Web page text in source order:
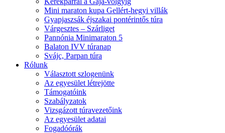
Mini maraton kupa Gellért-hegyi villák
Gyapjaszsák éjszakai pontérintős túra
Várgesztes – Szárliget
Pannónia Minimaraton 5
Balaton IVV túranap
Svájc, Parpan túra
Rólunk
Választott szlogenünk
Az egyesület létrejötte
Támogatóink
Szabályzatok
Vizsgázott túravezetőink
Az egyesület adatai
Fogadóórák